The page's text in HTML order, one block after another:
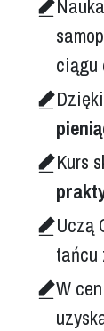
Nauka
ciągu
Kurs
Uczą
tańcu
W